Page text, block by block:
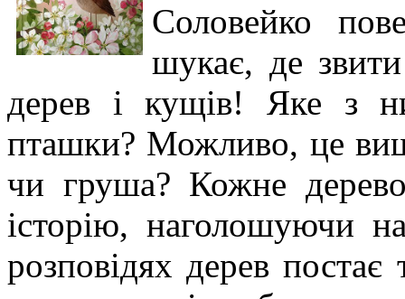
Соловейко
шукає, де
дерев і кущів! Яке з
пташки? Можливо, це
чи груша? Кожне дерево
історію, наголошуючи
розповідях дерев постає